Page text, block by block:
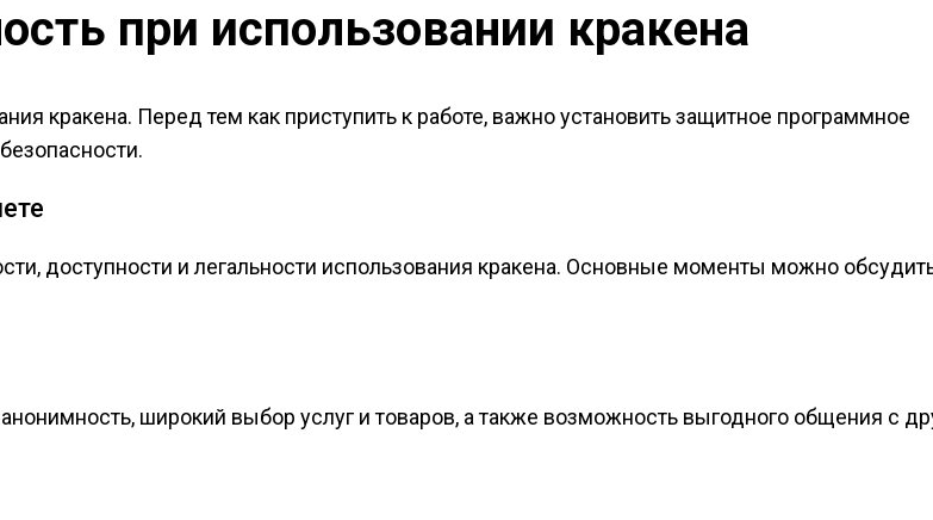
при использовании кракена
кракена. Перед тем как приступить к работе, важно установить защитное программное
доступности и легальности использования кракена. Основные моменты можно
широкий выбор услуг и товаров, а также возможность выгодного общения с